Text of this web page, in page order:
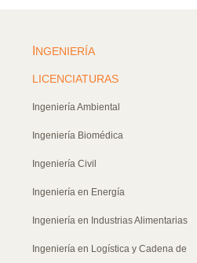
NGENIERÍA
LICENCIATURAS
Ingeniería Ambiental
Ingeniería Biomédica
Ingeniería Civil
Ingeniería en Energía
Ingeniería en Industrias Alimentarias
Ingeniería en Logística y Cadena de